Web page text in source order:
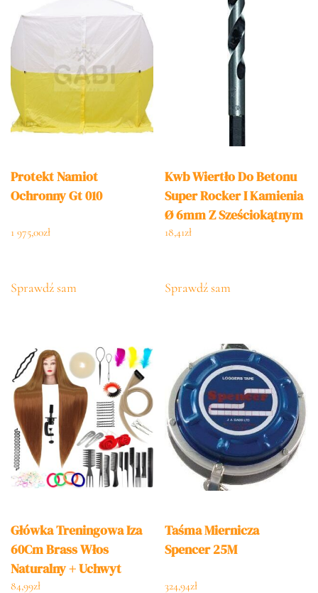
Protekt Namiot
Ochronny Gt 010
1 975,00zł
Sprawdź sam
Kwb Wiertło Do Betonu
Super Rocker I Kamienia
Ø 6mm Z Sześciokątnym
Chwytem Granitu
18,41zł
Sprawdź sam
Główka Treningowa Iza
60Cm Brass Włos
Naturalny + Uchwyt
Fryzjerska Do Czesania
84,99zł
Taśma Miernicza
Spencer 25M
324,94zł